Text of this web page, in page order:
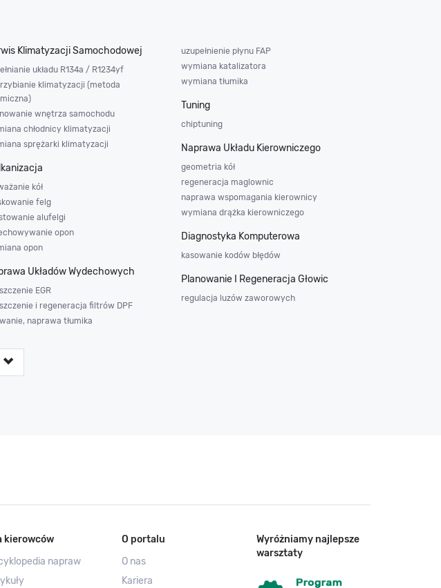
Klimatyzacji Samochodowej
układu R134a / R1234yf
klimatyzacji (metoda
wnętrza samochodu
chłodnicy klimatyzacji
sprężarki klimatyzacji
kół
felg
alufelgi
opon
opon
Układów Wydechowych
EGR
i regeneracja filtrów DPF
naprawa tłumika
uzupełnienie płynu FAP
wymiana katalizatora
wymiana tłumika
Tuning
chiptuning
Naprawa Układu Kierowniczego
geometria kół
regeneracja maglownic
naprawa wspomagania kierownicy
wymiana drążka kierowniczego
Diagnostyka Komputerowa
kasowanie kodów błędów
Planowanie I Regeneracja Głowic
regulacja luzów zaworowych
kierowców
napraw
O portalu
O nas
Kariera
Wyróżniamy najlepsze
warsztaty